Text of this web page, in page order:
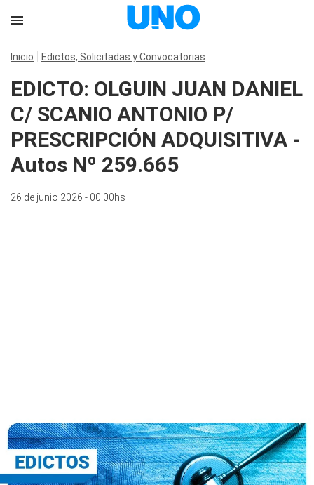
Inicio Edictos, Solicitadas y Convocatorias
EDICTO: OLGUIN JUAN DANIEL
C/ SCANIO ANTONIO P/
PRESCRIPCIÓN ADQUISITIVA -
Autos Nº 259.665
26 de junio 2026 - 00:00hs